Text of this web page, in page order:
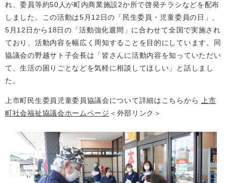
れ、委員等約50人が町内商業施設2か所で啓発チラシなどを配布
しました。この活動は5月12日の「民生委員・児童委員の日」、
5月12日から18日の「活動強化週間」に合わせて全国で実施され
ており、活動内容を幅広く周知することを目的にしています。同
協議会の野越サト子会長は「皆さんに活動内容を知っていただい
て、生活の困りごとなどを気軽に相談してほしい」と話しまし
た。
上市町民生委員児童委員協議会について詳細はこちらから
上市
町社会福祉協議会ホームページ ＜外部リンク＞